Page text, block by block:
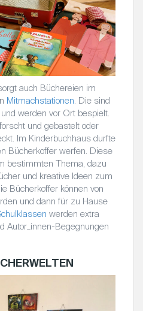
auch Büchereien im
Mitmachstationen. Die sind
werden vor Ort bespielt.
und gebastelt oder
Im Kinderbuchhaus durfte
Bücherkoffer werfen. Diese
bestimmten Thema, dazu
und kreative Ideen zum
Bücherkoffer können von
und dann für zu Hause
werden extra
Autor_innen-Begegnungen